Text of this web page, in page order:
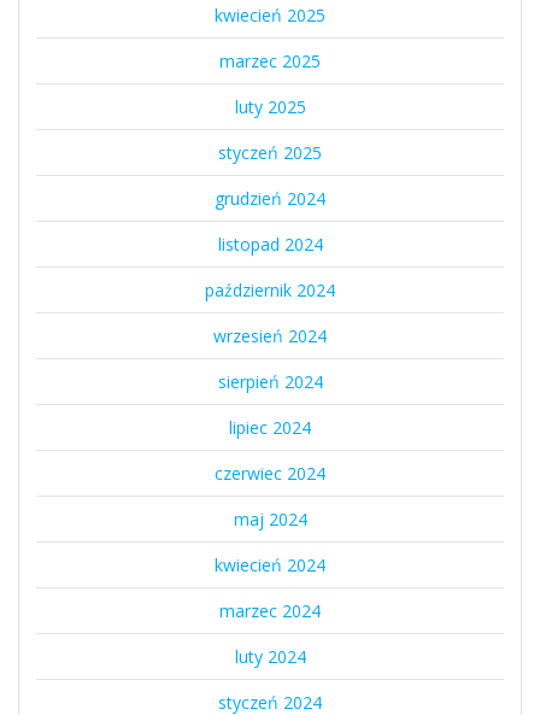
kwiecień 2025
marzec 2025
luty 2025
styczeń 2025
grudzień 2024
listopad 2024
październik 2024
wrzesień 2024
sierpień 2024
lipiec 2024
czerwiec 2024
maj 2024
kwiecień 2024
marzec 2024
luty 2024
styczeń 2024